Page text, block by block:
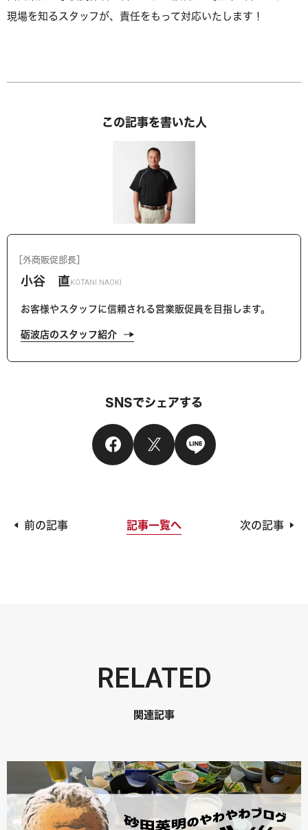
現場を知るスタッフが、責任をもって対応いたします！
この記事を書いた人
［外商販促部長］
小谷 直KOTANI NAOKI
お客様やスタッフに信頼される営業販促員を目指します。
砺波店のスタッフ紹介
SNSでシェアする
記事一覧へ
RELATED
関連記事